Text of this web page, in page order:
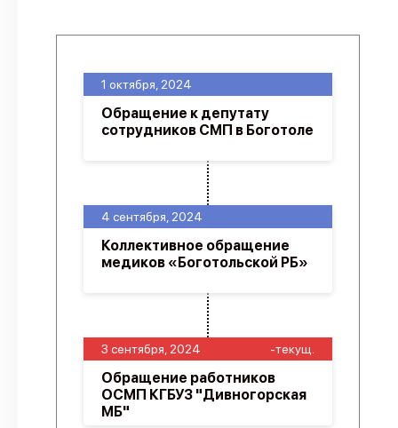
3 сентября, 2024 -текущ.
Обращение работников
ОСМП КГБУЗ "Дивногорская
МБ"
4 сентября, 2024
Коллективное обращение
медиков «Боготольской РБ»
1 октября, 2024
Обращение к депутату
сотрудников СМП в Боготоле